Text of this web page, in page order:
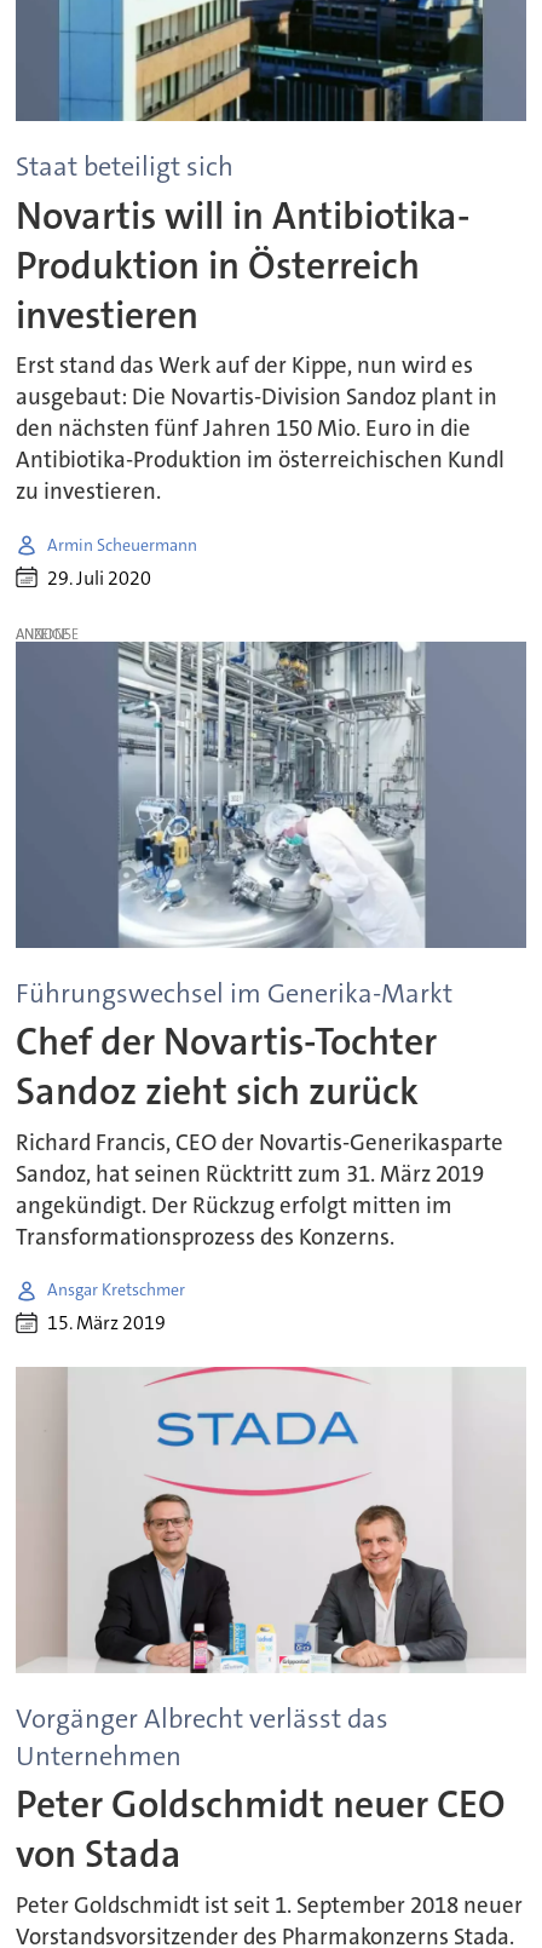
Staat beteiligt sich
Novartis will in Antibiotika-
Produktion in Österreich
investieren
Erst stand das Werk auf der Kippe, nun wird es
ausgebaut: Die Novartis-Division Sandoz plant in
den nächsten fünf Jahren 150 Mio. Euro in die
Antibiotika-Produktion im österreichischen Kundl
zu investieren.
Armin Scheuermann
29. Juli 2020
ANZEIGE
Führungswechsel im Generika-Markt
Chef der Novartis-Tochter
Sandoz zieht sich zurück
Richard Francis, CEO der Novartis-Generikasparte
Sandoz, hat seinen Rücktritt zum 31. März 2019
angekündigt. Der Rückzug erfolgt mitten im
Transformationsprozess des Konzerns.
Ansgar Kretschmer
15. März 2019
Vorgänger Albrecht verlässt das
Unternehmen
Peter Goldschmidt neuer CEO
von Stada
Peter Goldschmidt ist seit 1. September 2018 neuer
Vorstandsvorsitzender des Pharmakonzerns Stada.